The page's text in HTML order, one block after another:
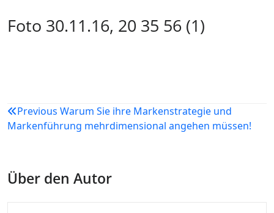
Foto 30.11.16, 20 35 56 (1)
Beitragsnavigation
Previous Warum Sie ihre Markenstrategie und
Markenführung mehrdimensional angehen müssen!
Über den Autor